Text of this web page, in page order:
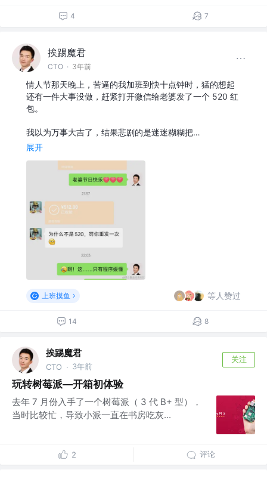
4 7
挨踢魔君
CTO · 3年前
情人节那天晚上，苦逼的我加班到快十点钟时，猛的想起
还有一件大事没做，赶紧打开微信给老婆发了一个 520 红
包。
我以为万事大吉了，结果悲剧的是迷迷糊糊把…
展开
上班摸鱼 等人赞过
14 8
挨踢魔君
CTO · 3年前
关注
玩转树莓派—开箱初体验
去年 7 月份入手了一个树莓派（ 3 代 B+ 型），
当时比较忙，导致小派一直在书房吃灰...
2 评论